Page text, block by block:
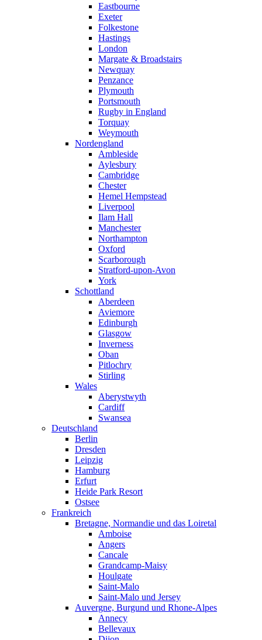
Eastbourne
Exeter
Folkestone
Hastings
London
Margate & Broadstairs
Newquay
Penzance
Plymouth
Portsmouth
Rugby in England
Torquay
Weymouth
Nordengland
Ambleside
Aylesbury
Cambridge
Chester
Hemel Hempstead
Liverpool
Ilam Hall
Manchester
Northampton
Oxford
Scarborough
Stratford-upon-Avon
York
Schottland
Aberdeen
Aviemore
Edinburgh
Glasgow
Inverness
Oban
Pitlochry
Stirling
Wales
Aberystwyth
Cardiff
Swansea
Deutschland
Berlin
Dresden
Leipzig
Hamburg
Erfurt
Heide Park Resort
Ostsee
Frankreich
Bretagne, Normandie und das Loiretal
Amboise
Angers
Cancale
Grandcamp-Maisy
Houlgate
Saint-Malo
Saint-Malo und Jersey
Auvergne, Burgund und Rhone-Alpes
Annecy
Bellevaux